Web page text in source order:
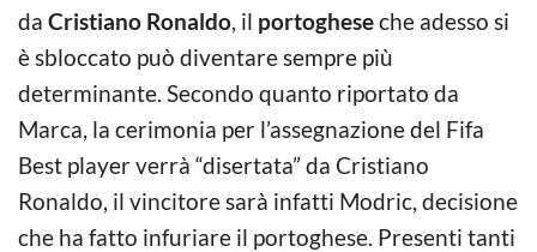
da Cristiano Ronaldo, il portogheseche adesso si
è sbloccato può diventare sempre più
determinante. Secondo quanto riportato da
Marca, la cerimonia per l’assegnazione del Fifa
Best player verrà “disertata” da Cristiano
Ronaldo, il vincitore sarà infatti Modric, decisione
che ha fatto infuriare il portoghese. Presenti tanti